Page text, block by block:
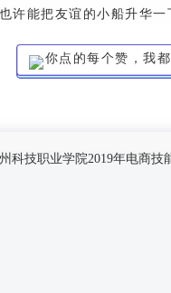
能把友谊的小船升华一
你点的每个赞，我
科技职业学院2019年电商技